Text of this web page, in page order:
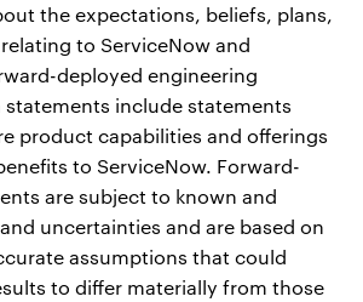
the expectations, beliefs, plans,
to ServiceNow and
deployed engineering
statements include statements
product capabilities and offerings
to ServiceNow. Forward-
are subject to known and
uncertainties and are based on
assumptions that could
to differ materially from those